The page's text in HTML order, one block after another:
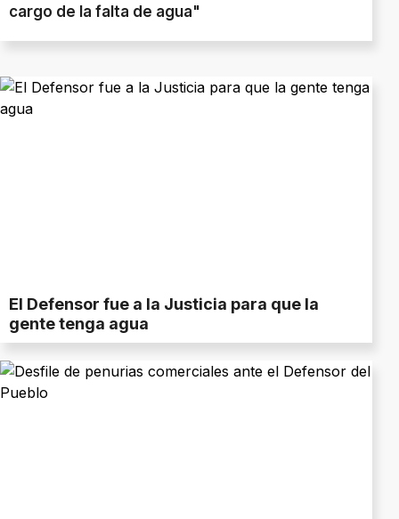
cargo de la falta de agua"
El Defensor fue a la Justicia para que la
gente tenga agua